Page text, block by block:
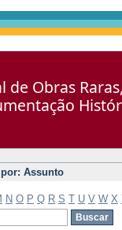
de Obras Raras,
Assunto
N O P Q R S T U V W X